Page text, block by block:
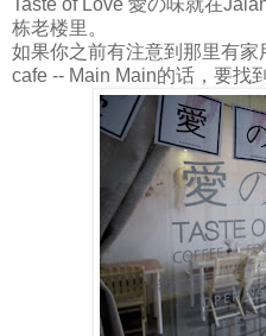
Taste of Love 愛の味就在
栋老楼里。
如果你之前有注意到那里有
cafe -- Main Main的话，要找